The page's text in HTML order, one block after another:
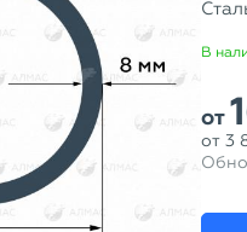
В
от
от 3